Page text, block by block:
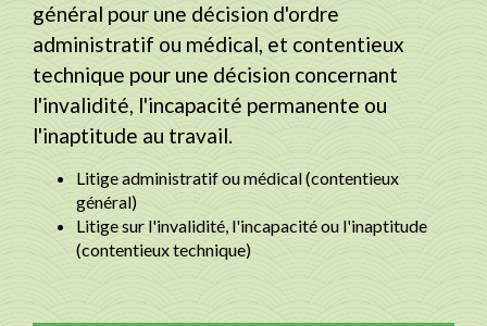
général pour une décision d'ordre
administratif ou médical, et contentieux
technique pour une décision concernant
l'invalidité, l'incapacité permanente ou
l'inaptitude au travail.
Litige administratif ou médical (contentieux
général)
Litige sur l'invalidité, l'incapacité ou l'inaptitude
(contentieux technique)